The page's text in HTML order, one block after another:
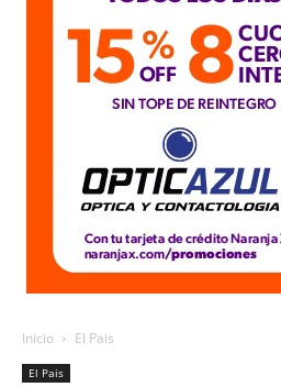
Inicio El Pais
El Pais